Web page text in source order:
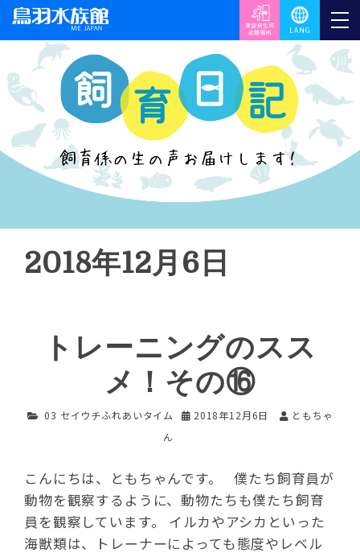
2018年12月6日
トレーニングのスス
メ！その⑯
03 セイウチふれあいタイム 2018年12月6日
ともちゃ
ん
こんにちは、ともちゃんです。 僕たち飼育員が
動物を観察するように、動物たちも僕たち飼育
員を観察しています。 イルカやアシカといった
海獣類は、トレーナーによっても態度やレベル